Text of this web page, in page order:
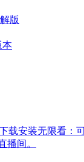
版
本
载安装无限看：
播间。